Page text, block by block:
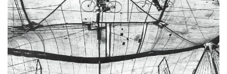
3
REGIONALES ÚLTIMA HORA
Mariño fortalece capacidad
operativa con flota
vehicular de 60 unidades
adquiridas en un año de
gestión